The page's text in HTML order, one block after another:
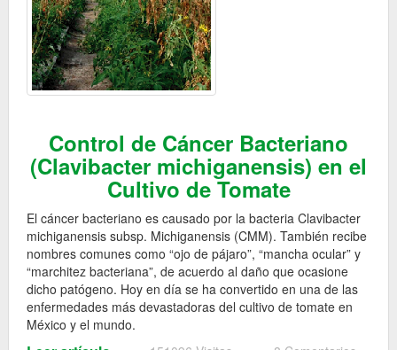
Control de Cáncer Bacteriano
(Clavibacter michiganensis) en el
Cultivo de Tomate
El cáncer bacteriano es causado por la bacteria Clavibacter
michiganensis subsp. Michiganensis (CMM). También recibe
nombres comunes como “ojo de pájaro”, “mancha ocular” y
“marchitez bacteriana”, de acuerdo al daño que ocasione
dicho patógeno. Hoy en día se ha convertido en una de las
enfermedades más devastadoras del cultivo de tomate en
México y el mundo.